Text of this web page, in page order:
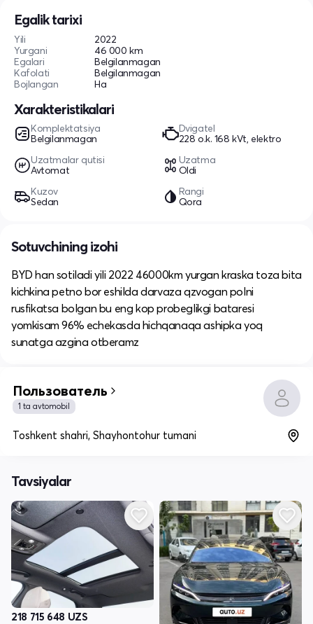
Egalik tarixi
Yili
2022
Yurgani
46 000 km
Egalari
Belgilanmagan
Kafolati
Belgilanmagan
Bojlangan
Ha
Xarakteristikalari
Komplektatsiya
Belgilanmagan
Dvigatel
228 o.k. 168 kVt, elektro
Uzatmalar qutisi
Avtomat
Uzatma
Oldi
Kuzov
Sedan
Rangi
Qora
Sotuvchining izohi
BYD han sotiladi yili 2022 46000km yurgan kraska toza bita
kichkina petno bor eshilda darvaza qzvogan polni
rusfikatsa bolgan bu eng kop probeglikgi bataresi
yomkisam 96% echekasda hichqanaqa ashipka yoq
sunatga azgina otberamz
Пользователь
1 ta avtomobil
Toshkent shahri, Shayhontohur tumani
Tavsiyalar
218 715 648 UZS